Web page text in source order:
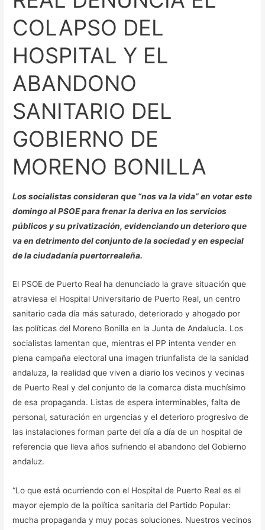
COLAPSO DEL
HOSPITAL Y EL
ABANDONO
SANITARIO DEL
GOBIERNO DE
MORENO BONILLA
Los socialistas consideran que “nos va la vida” en votar este
domingo al PSOE para frenar la deriva en los servicios
públicos y su privatización, evidenciando un deterioro que
va en detrimento del conjunto de la sociedad y en especial
de la ciudadanía puertorrealeña.
El PSOE de Puerto Real ha denunciado la grave situación que
atraviesa el Hospital Universitario de Puerto Real, un centro
sanitario cada día más saturado, deteriorado y ahogado por
las políticas del Moreno Bonilla en la Junta de Andalucía. Los
socialistas lamentan que, mientras el PP intenta vender en
plena campaña electoral una imagen triunfalista de la sanidad
andaluza, la realidad que viven a diario los vecinos y vecinas
de Puerto Real y del conjunto de la comarca dista muchísimo
de esa propaganda. Listas de espera interminables, falta de
personal, saturación en urgencias y el deterioro progresivo de
las instalaciones forman parte del día a día de un hospital de
referencia que lleva años sufriendo el abandono del Gobierno
andaluz.
“Lo que está ocurriendo con el Hospital de Puerto Real es el
mayor ejemplo de la política sanitaria del Partido Popular:
mucha propaganda y muy pocas soluciones. Nuestros vecinos
DE
BONILLA